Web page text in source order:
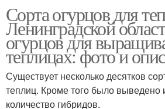
Сорта огурцов для
Ленинградской
огурцов для
теплицах: фото и
Существует несколько десятков
теплиц. Кроме того было выведено
количество гибридов.